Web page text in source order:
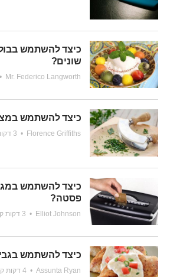
כיצד להשתמש
שונים?
Mr. Federico Langworth
•
כיצד להשתמש
Florence Griffiths
•
כיצד להשתמש
פסטה?
Elliot Johnson
•
כיצד להשתמש
Assunta Ryan
•